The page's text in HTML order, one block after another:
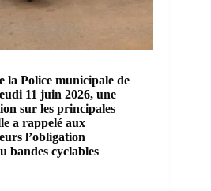
la Police municipale de
11 juin 2026, une
sur les principales
a rappelé aux
l’obligation
bandes cyclables